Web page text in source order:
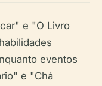
e "O Livro
eventos
e "Chá